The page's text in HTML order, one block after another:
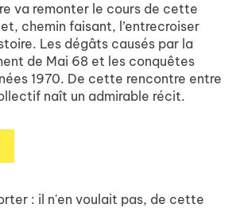
va remonter le cours de cette
chemin faisant, l’entrecroiser
Les dégâts causés par la
de Mai 68 et les conquêtes
1970. De cette rencontre entre
naît un admirable récit.
: il n'en voulait pas, de cette